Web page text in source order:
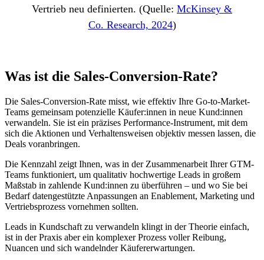
Vertrieb neu definierten. (Quelle: McKinsey &
Co. Research, 2024)
Was ist die Sales-Conversion-Rate?
Die Sales-Conversion-Rate misst, wie effektiv Ihre Go-to-Market-
Teams gemeinsam potenzielle Käufer:innen in neue Kund:innen
verwandeln. Sie ist ein präzises Performance-Instrument, mit dem
sich die Aktionen und Verhaltensweisen objektiv messen lassen, die
Deals voranbringen.
Die Kennzahl zeigt Ihnen, was in der Zusammenarbeit Ihrer GTM-
Teams funktioniert, um qualitativ hochwertige Leads in großem
Maßstab in zahlende Kund:innen zu überführen – und wo Sie bei
Bedarf datengestützte Anpassungen an Enablement, Marketing und
Vertriebsprozess vornehmen sollten.
Leads in Kundschaft zu verwandeln klingt in der Theorie einfach,
ist in der Praxis aber ein komplexer Prozess voller Reibung,
Nuancen und sich wandelnder Käufererwartungen.